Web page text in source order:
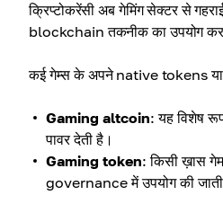
क्रिप्टोकरेंसी अब गेमिंग सेक्टर से
blockchain तकनीक का उपयोग
कई गेम्स के अपने native tokens
Gaming altcoin: यह विशेष
पावर देती है।
Gaming token: किसी ख़ास
governance में उपयोग की